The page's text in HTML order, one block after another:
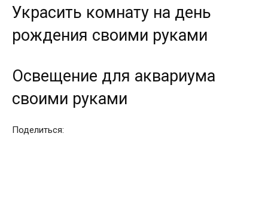
Украсить комнату на день
рождения своими руками
Освещение для аквариума
своими руками
Поделиться: